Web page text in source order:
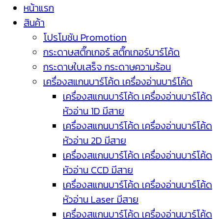
หน้าแรก
สินค้า
โปรโมชัน Promotion
กระดาษสติ๊กเกอร์ สติ๊กเกอร์บาร์โค้ด
กระดาษใบเสร็จ กระดาษความร้อน
เครื่องสแกนบาร์โค้ด เครื่องอ่านบาร์โค้ด
เครื่องสแกนบาร์โค้ด เครื่องอ่านบาร์โค้ด
หัวอ่าน 1D มีสาย
เครื่องสแกนบาร์โค้ด เครื่องอ่านบาร์โค้ด
หัวอ่าน 2D มีสาย
เครื่องสแกนบาร์โค้ด เครื่องอ่านบาร์โค้ด
หัวอ่าน CCD มีสาย
เครื่องสแกนบาร์โค้ด เครื่องอ่านบาร์โค้ด
หัวอ่าน Laser มีสาย
เครื่องสแกนบาร์โค้ด เครื่องอ่านบาร์โค้ด